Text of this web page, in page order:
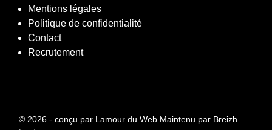
Mentions légales
Politique de confidentialité
Contact
Recrutement
© 2026 - conçu par Lamour du Web Maintenu par Breizh